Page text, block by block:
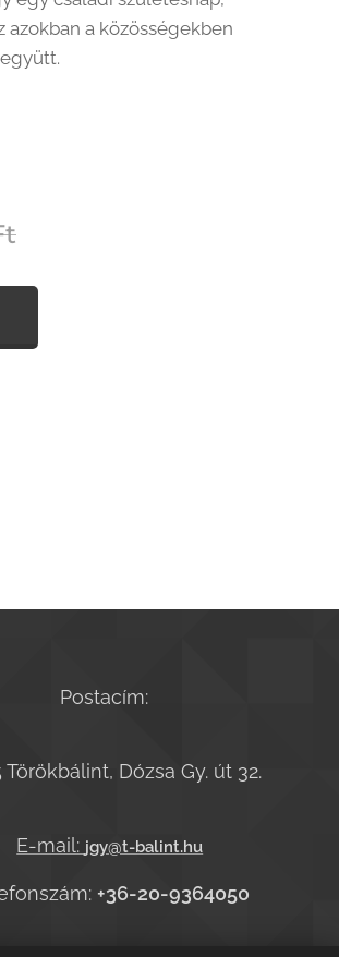
a közösségekben
Postacím:
Törökbálint, Dózsa Gy. út 32.
E-mail: jgy@t-balint.hu
+36-20-9364050